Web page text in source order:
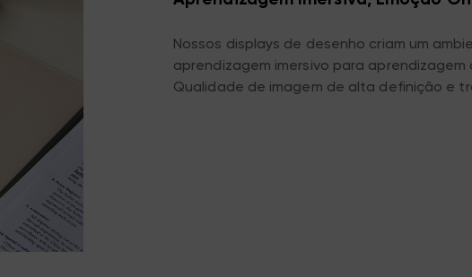
Nossos displays de desenho criam um
aprendizagem imersivo para aprendizagem
Qualidade de imagem de alta definição e